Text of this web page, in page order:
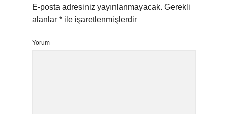
E-posta adresiniz yayınlanmayacak. Gerekli
alanlar * ile işaretlenmişlerdir
Yorum